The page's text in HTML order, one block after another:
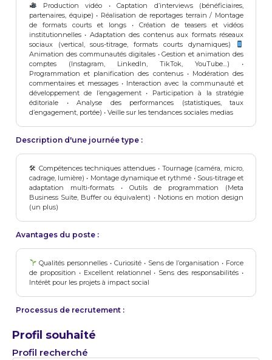
Production vidéo • Captation d’interviews (bénéficiaires,
partenaires, équipe) • Réalisation de reportages terrain / Montage
de formats courts et longs • Création de teasers et vidéos
institutionnelles • Adaptation des contenus aux formats réseaux
sociaux (vertical, sous-titrage, formats courts dynamiques)
Animation des communautés digitales • Gestion et animation des
comptes (Instagram, LinkedIn, TikTok, YouTube…) •
Programmation et planification des contenus • Modération des
commentaires et messages • Interaction avec la communauté et
développement de l’engagement • Participation à la stratégie
éditoriale • Analyse des performances (statistiques, taux
d’engagement, portée) • Veille sur les tendances sociales medias
Description d'une journée type :
🛠 Compétences techniques attendues • Tournage (caméra, micro,
cadrage, lumière) • Montage dynamique et rythmé • Sous-titrage et
adaptation multi-formats • Outils de programmation (Meta
Business Suite, Buffer ou équivalent) • Notions en motion design
(un plus)
Avantages du poste :
Qualités personnelles • Curiosité • Sens de l’organisation • Force
de proposition • Excellent relationnel • Sens des responsabilités •
Intérêt pour les projets à impact social
Processus de recrutement :
Profil souhaité
Profil recherché